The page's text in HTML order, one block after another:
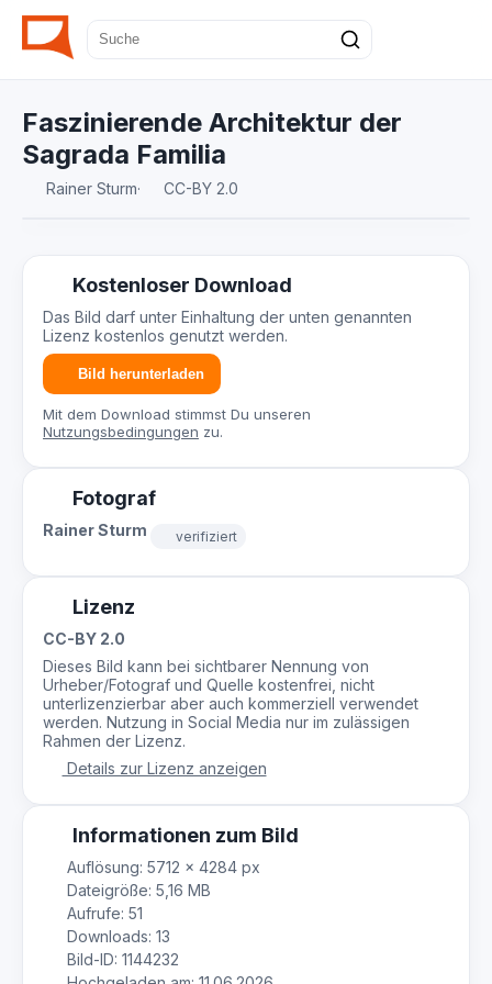
Faszinierende Architektur der
Sagrada Familia
Rainer Sturm· CC-BY 2.0
Kostenloser Download
Das Bild darf unter Einhaltung der unten genannten
Lizenz kostenlos genutzt werden.
Bild herunterladen
Mit dem Download stimmst Du unseren
Nutzungsbedingungen zu.
Fotograf
Rainer Sturm verifiziert
Lizenz
CC-BY 2.0
Dieses Bild kann bei sichtbarer Nennung von
Urheber/Fotograf und Quelle kostenfrei, nicht
unterlizenzierbar aber auch kommerziell verwendet
werden. Nutzung in Social Media nur im zulässigen
Rahmen der Lizenz.
Details zur Lizenz anzeigen
Informationen zum Bild
Auflösung: 5712 × 4284 px
Dateigröße: 5,16 MB
Aufrufe: 51
Downloads: 13
Bild-ID: 1144232